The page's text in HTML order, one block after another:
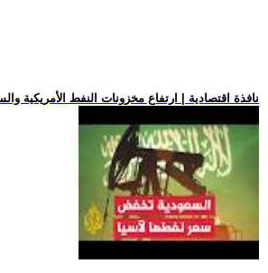
.. نافذة اقتصادية | ارتفاع مخزونات النفط الأمريكية